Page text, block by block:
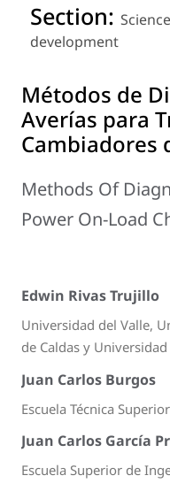
Section:
development
Métodos de
Averías para
Cambiadores
Methods Of
Power On-Load
Edwin Rivas Trujillo
Universidad del Valle,
de Caldas y
Juan Carlos Burgos
Escuela Técnica
Juan Carlos García
Escuela Superior de